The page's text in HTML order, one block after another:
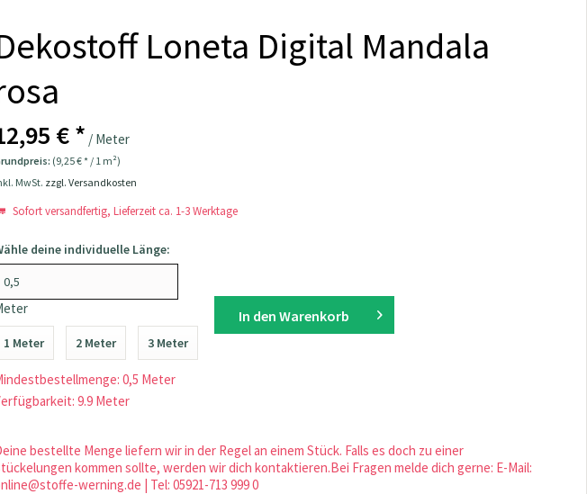
Loneta Digital Mandala
€ * / Meter
(9,25 € * / 1 m²)
MwSt. zzgl. Versandkosten
Sofort versandfertig, Lieferzeit ca. 1-3 Werktage
deine individuelle Länge:
1 Meter 2 Meter 3 Meter
0,5 Meter
9.9 Meter
In den Warenkorb
bestellte Menge liefern wir in der Regel an einem Stück. Falls es doch zu einer
kommen sollte, werden wir dich kontaktieren.Bei Fragen melde dich gerne: E-Mail:
werning.de | Tel: 05921-713 999 0